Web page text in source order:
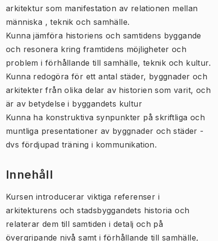
arkitektur som manifestation av relationen mellan
människa , teknik och samhälle.
Kunna jämföra historiens och samtidens byggande
och resonera kring framtidens möjligheter och
problem i förhållande till samhälle, teknik och kultur.
Kunna redogöra för ett antal städer, byggnader och
arkitekter från olika delar av historien som varit, och
är av betydelse i byggandets kultur
Kunna ha konstruktiva synpunkter på skriftliga och
muntliga presentationer av byggnader och städer -
dvs fördjupad träning i kommunikation.
Innehåll
Kursen introducerar viktiga referenser i
arkitekturens och stadsbyggandets historia och
relaterar dem till samtiden i detalj och på
övergripande nivå samt i förhållande till samhälle,